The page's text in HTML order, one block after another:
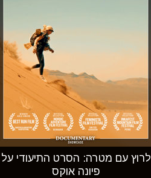
לרוץ עם מטרה: הסרט התיעודי על
פיונה אוקס